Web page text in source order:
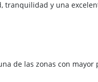
tranquilidad y una
de las zonas con mayor